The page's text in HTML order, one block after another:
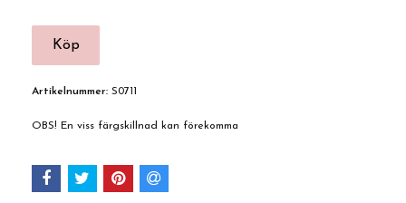
Artikelnummer: S0711
OBS! En viss färgskillnad kan förekomma